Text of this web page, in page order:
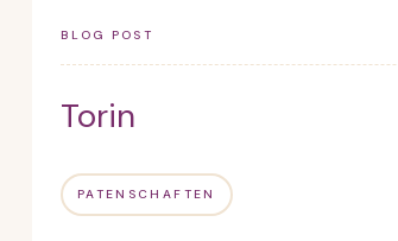
BLOG POST
Torin
PATENSCHAFTEN